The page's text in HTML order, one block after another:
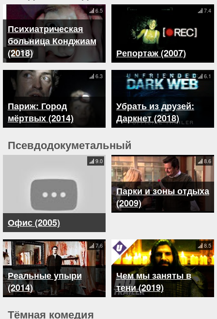
Психиатрическая
больница Конджиам
(2018)
6.5
Репортаж (2007)
7.4
Париж: Город
мёртвых (2014)
6.3
Убрать из друзей:
Даркнет (2018)
6.1
Псевдодокуметальный
Офис (2005)
9.0
Парки и зоны отдыха
(2009)
8.6
Реальные упыри
(2014)
7.6
Чем мы заняты в
тени (2019)
8.5
Тёмная комедия